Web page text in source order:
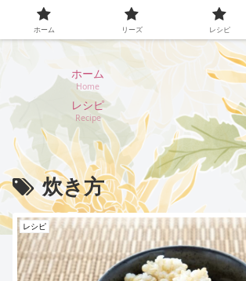
イギリス・リーズ暮らし
ホーム
Home
レシピ
Recipe
炊き方
レシピ
ホーム リーズ レシピ